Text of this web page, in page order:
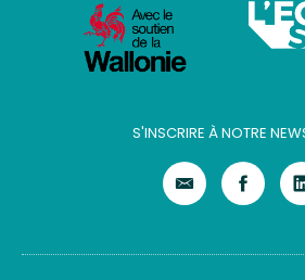
S'INSCRIRE À NOTRE